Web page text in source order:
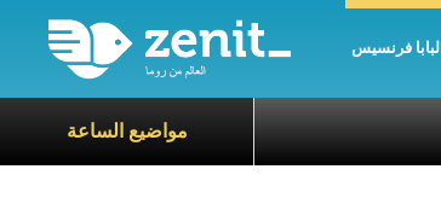
البابا فرنسيس
مواضيع الساعة